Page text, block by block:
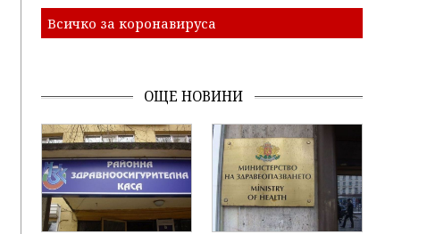
Всичко за коронавируса
ОЩЕ НОВИНИ